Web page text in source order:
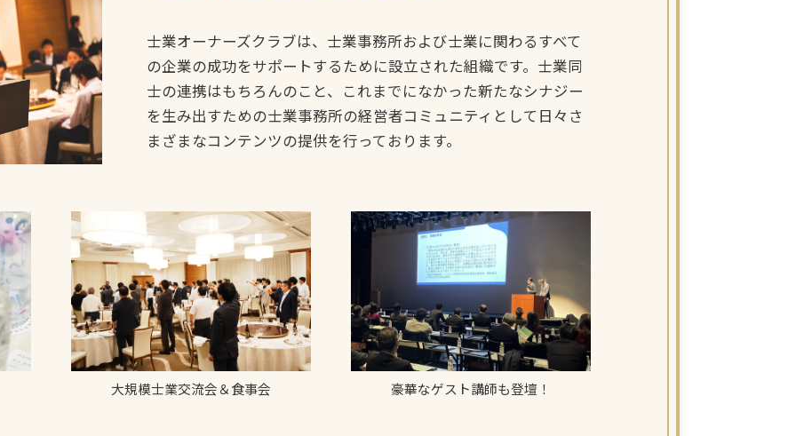
士業オーナーズクラブは、士業事務所および士業に関わるすべて
の企業の成功をサポートするために設立された組織です。士業同
士の連携はもちろんのこと、これまでになかった新たなシナジー
を生み出すための士業事務所の経営者コミュニティとして日々さ
まざまなコンテンツの提供を行っております。
大規模士業交流会＆食事会 豪華なゲスト講師も登壇！